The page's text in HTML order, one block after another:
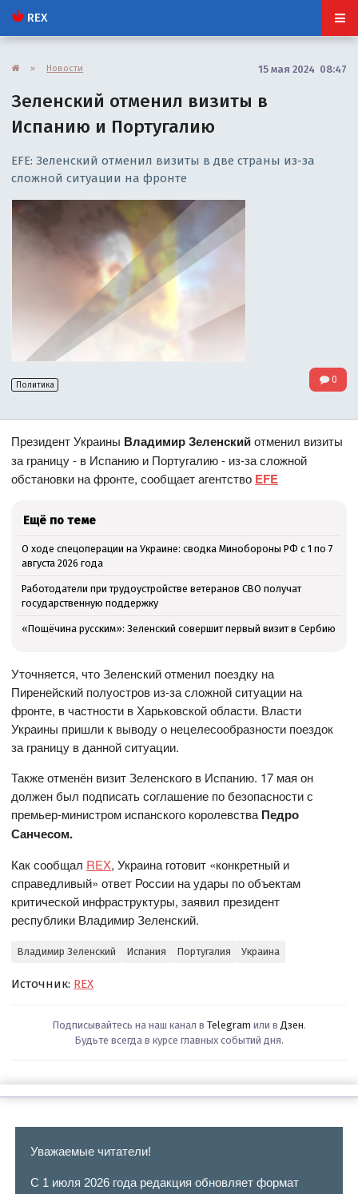
REX
» Новости 15 мая 2024 08:47
Зеленский отменил визиты в
Испанию и Португалию
EFE: Зеленский отменил визиты в две страны из-за
сложной ситуации на фронте
Политика 0
Президент Украины Владимир Зеленскийотменил визиты
за границу - в Испанию и Португалию - из-за сложной
обстановки на фронте, сообщает агентство EFE
Ещё по теме
О ходе спецоперации на Украине: сводка Минобороны РФ с 1 по 7
августа 2026 года
Работодатели при трудоустройстве ветеранов СВО получат
государственную поддержку
«Пощёчина русским»: Зеленский совершит первый визит в Сербию
Уточняется, что Зеленский отменил поездку на
Пиренейский полуостров из-за сложной ситуации на
фронте, в частности в Харьковской области. Власти
Украины пришли к выводу о нецелесообразности поездок
за границу в данной ситуации.
Также отменён визит Зеленского в Испанию. 17 мая он
должен был подписать соглашение по безопасности с
премьер-министром испанского королевства Педро
Санчесом.
Как сообщал REX, Украина готовит «конкретный и
справедливый» ответ России на удары по объектам
критической инфраструктуры, заявил президент
республики Владимир Зеленский.
Владимир Зеленский Испания Португалия Украина
Источник: REX
Подписывайтесь на наш канал в Telegram или в Дзен.
Будьте всегда в курсе главных событий дня.
Уважаемые читатели!
С 1 июля 2026 года редакция обновляет формат